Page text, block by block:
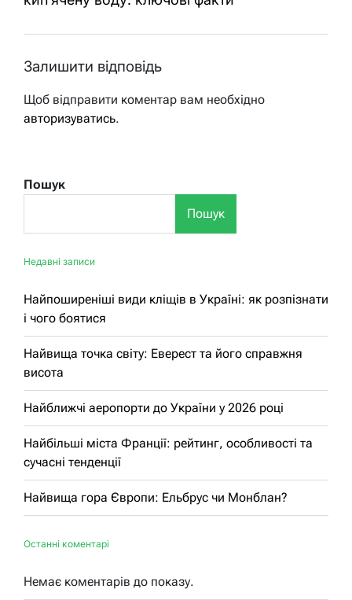
Залишити відповідь
Щоб відправити коментар вам необхідно
авторизуватись.
Пошук
Пошук
Недавні записи
Найпоширеніші види кліщів в Україні: як розпізнати
і чого боятися
Найвища точка світу: Еверест та його справжня
висота
Найближчі аеропорти до України у 2026 році
Найбільші міста Франції: рейтинг, особливості та
сучасні тенденції
Найвища гора Європи: Ельбрус чи Монблан?
Останні коментарі
Немає коментарів до показу.